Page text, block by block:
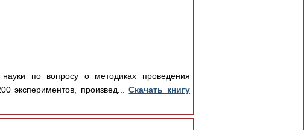
по вопросу о методиках проведения
экспериментов, произвед...Скачать книгу